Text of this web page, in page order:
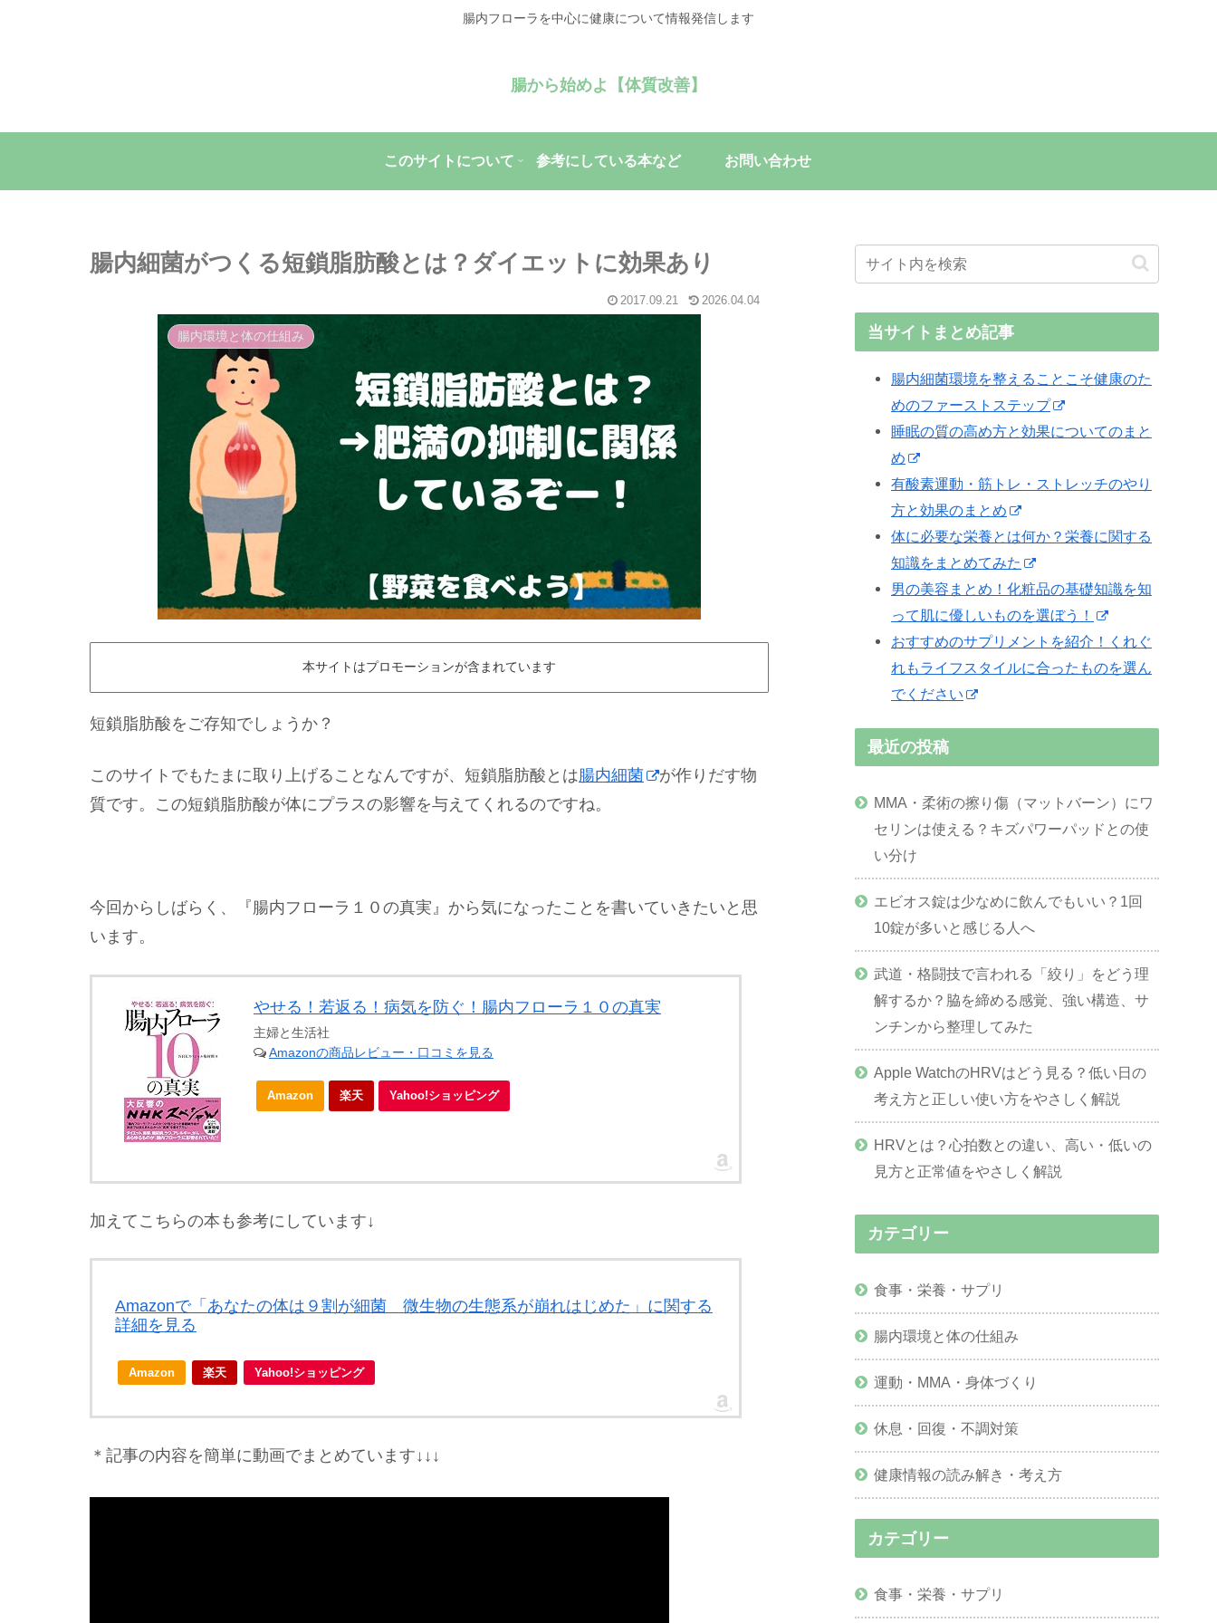
腸内フローラを中心に健康について情報発信します
腸から始めよ【体質改善】
このサイトについて 参考にしている本など お問い合わせ
腸内細菌がつくる短鎖脂肪酸とは？ダイエットに効果あり
2017.09.21 2026.04.04
腸内環境と体の仕組み
本サイトはプロモーションが含まれています
短鎖脂肪酸をご存知でしょうか？
このサイトでもたまに取り上げることなんですが、短鎖脂肪酸とは腸内細菌
が作りだす物
質です。この短鎖脂肪酸が体にプラスの影響を与えてくれるのですね。
今回からしばらく、『腸内フローラ１０の真実』から気になったことを書いていきたいと思
います。
やせる！若返る！病気を防ぐ！腸内フローラ１０の真実
主婦と生活社
Amazonの商品レビュー・口コミを見る
Amazon 楽天 Yahoo!ショッピング
加えてこちらの本も参考にしています↓
Amazonで「あなたの体は９割が細菌 微生物の生態系が崩れはじめた」に関する
詳細を見る
Amazon 楽天 Yahoo!ショッピング
＊記事の内容を簡単に動画でまとめています↓↓↓
当サイトまとめ記事
腸内細菌環境を整えることこそ健康のた
めのファーストステップ
睡眠の質の高め方と効果についてのまと
め
有酸素運動・筋トレ・ストレッチのやり
方と効果のまとめ
体に必要な栄養とは何か？栄養に関する
知識をまとめてみた
男の美容まとめ！化粧品の基礎知識を知
って肌に優しいものを選ぼう！
おすすめのサプリメントを紹介！くれぐ
れもライフスタイルに合ったものを選ん
でください
最近の投稿
MMA・柔術の擦り傷（マットバーン）にワ
セリンは使える？キズパワーパッドとの使
い分け
エビオス錠は少なめに飲んでもいい？1回
10錠が多いと感じる人へ
武道・格闘技で言われる「絞り」をどう理
解するか？脇を締める感覚、強い構造、サ
ンチンから整理してみた
Apple WatchのHRVはどう見る？低い日の
考え方と正しい使い方をやさしく解説
HRVとは？心拍数との違い、高い・低いの
見方と正常値をやさしく解説
カテゴリー
食事・栄養・サプリ
腸内環境と体の仕組み
運動・MMA・身体づくり
休息・回復・不調対策
健康情報の読み解き・考え方
カテゴリー
食事・栄養・サプリ